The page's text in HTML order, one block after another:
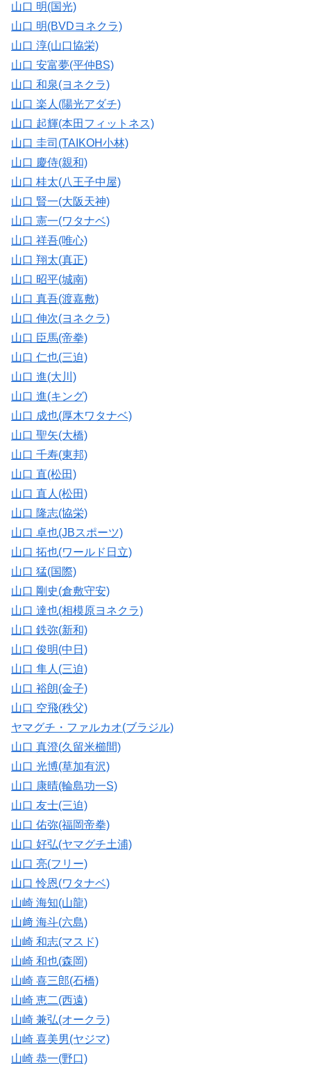
山口 明(国光)
山口 明(BVDヨネクラ)
山口 淳(山口協栄)
山口 安富夢(平仲BS)
山口 和泉(ヨネクラ)
山口 楽人(陽光アダチ)
山口 起輝(本田フィットネス)
山口 圭司(TAIKOH小林)
山口 慶侍(親和)
山口 桂太(八王子中屋)
山口 賢一(大阪天神)
山口 憲一(ワタナベ)
山口 祥吾(唯心)
山口 翔太(真正)
山口 昭平(城南)
山口 真吾(渡嘉敷)
山口 伸次(ヨネクラ)
山口 臣馬(帝拳)
山口 仁也(三迫)
山口 進(大川)
山口 進(キング)
山口 成也(厚木ワタナベ)
山口 聖矢(大橋)
山口 千寿(東邦)
山口 直(松田)
山口 直人(松田)
山口 隆志(協栄)
山口 卓也(JBスポーツ)
山口 拓也(ワールド日立)
山口 猛(国際)
山口 剛史(倉敷守安)
山口 達也(相模原ヨネクラ)
山口 鉄弥(新和)
山口 俊明(中日)
山口 隼人(三迫)
山口 裕朗(金子)
山口 空飛(秩父)
ヤマグチ・ファルカオ(ブラジル)
山口 真澄(久留米櫛間)
山口 光博(草加有沢)
山口 康晴(輪島功一S)
山口 友士(三迫)
山口 佑弥(福岡帝拳)
山口 好弘(ヤマグチ土浦)
山口 亮(フリー)
山口 怜恩(ワタナベ)
山崎 海知(山龍)
山﨑 海斗(六島)
山崎 和志(マスド)
山崎 和也(森岡)
山崎 喜三郎(石橋)
山崎 恵二(西遠)
山崎 兼弘(オークラ)
山崎 喜美男(ヤジマ)
山崎 恭一(野口)